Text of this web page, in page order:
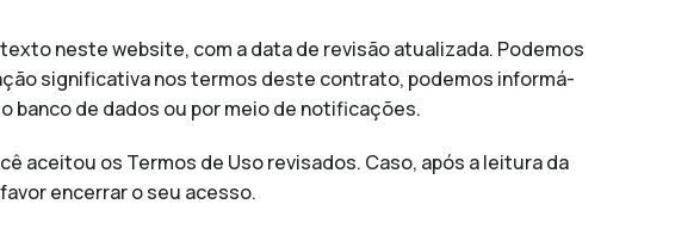
neste website, com a data de revisão atualizada. Podemos
significativa nos termos deste contrato, podemos informá-
banco de dados ou por meio de notificações.
aceitou os Termos de Uso revisados. Caso, após a leitura da
encerrar o seu acesso.